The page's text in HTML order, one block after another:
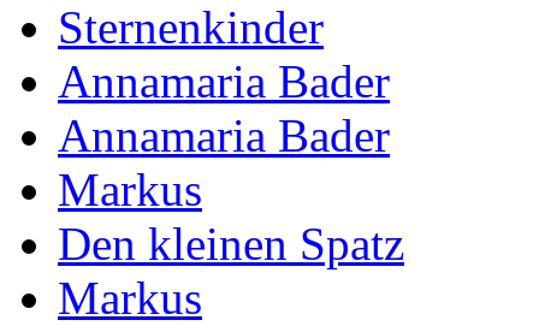
Sternenkinder
Annamaria Bader
Annamaria Bader
Markus
Den kleinen Spatz
Markus